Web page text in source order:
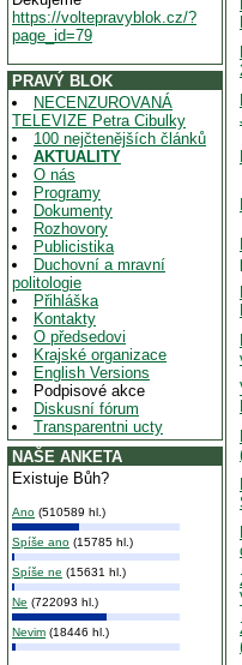
https://voltepravyblok.cz/?
page_id=79
PRAVÝ BLOK
NECENZUROVANÁ
TELEVIZE Petra Cibulky
100 nejčtenějších článků
AKTUALITY
O nás
Programy
Dokumenty
Rozhovory
Publicistika
Duchovní a mravní
politologie
Přihláška
Kontakty
O předsedovi
Krajské organizace
English Versions
Podpisové akce
Diskusní fórum
Transparentni ucty
NAŠE ANKETA
Existuje Bůh?
Ano (510589 hl.)
Spíše ano (15785 hl.)
Spíše ne (15631 hl.)
Ne (722093 hl.)
Nevim (18446 hl.)